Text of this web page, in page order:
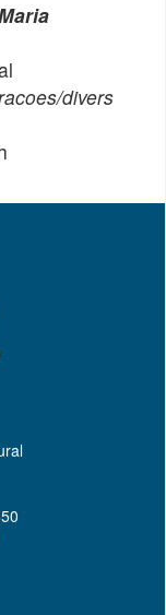
divers